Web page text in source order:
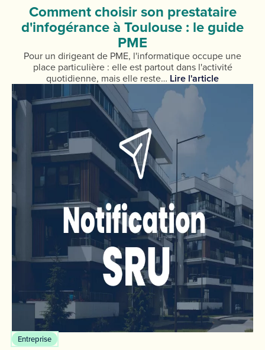
Comment choisir son prestataire
d'infogérance à Toulouse : le guide
PME
Pour un dirigeant de PME, l'informatique occupe une
place particulière : elle est partout dans l'activité
quotidienne, mais elle reste… Lire l'article
Entreprise